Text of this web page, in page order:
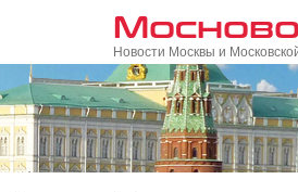
Новости Москвы и